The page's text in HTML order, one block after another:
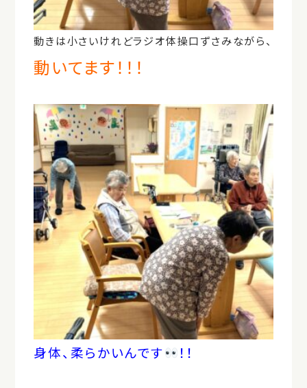
動きは小さいけれどラジオ体操口ずさみながら、
動いてます！！！
身体、柔らかいんです ！！